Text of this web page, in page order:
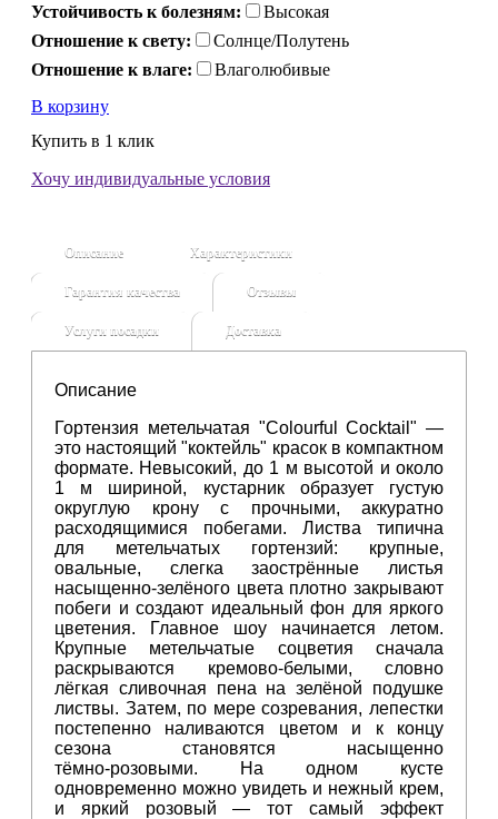
Устойчивость к болезням:
Высокая
Отношение к свету:
Солнце/Полутень
Отношение к влаге:
Влаголюбивые
В корзину
Купить в 1 клик
Хочу индивидуальные условия
Описание Характеристики
Гарантия качества Отзывы
Услуги посадки Доставка
Описание
Гортензия метельчатая "Colourful Cocktail" —
это настоящий "коктейль" красок в компактном
формате. Невысокий, до 1 м высотой и около
1 м шириной, кустарник образует густую
округлую крону с прочными, аккуратно
расходящимися побегами. Листва типична
для метельчатых гортензий: крупные,
овальные, слегка заострённые листья
насыщенно‑зелёного цвета плотно закрывают
побеги и создают идеальный фон для яркого
цветения. Главное шоу начинается летом.
Крупные метельчатые соцветия сначала
раскрываются кремово‑белыми, словно
лёгкая сливочная пена на зелёной подушке
листвы. Затем, по мере созревания, лепестки
постепенно наливаются цветом и к концу
сезона становятся насыщенно
тёмно‑розовыми. На одном кусте
одновременно можно увидеть и нежный крем,
и яркий розовый — тот самый эффект